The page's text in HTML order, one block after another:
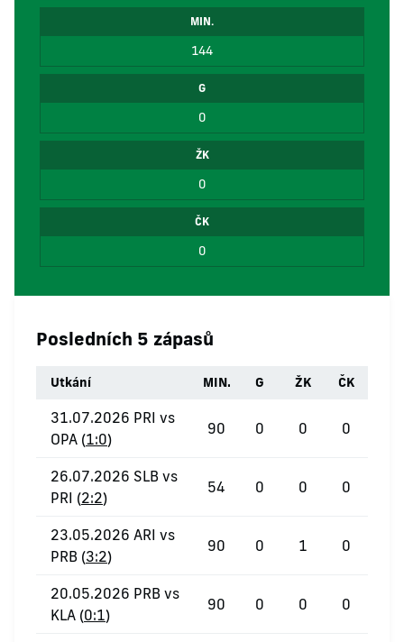
MIN.
144
G
0
ŽK
0
ČK
0
Posledních 5 zápasů
Utkání MIN. G ŽK ČK
31.07.2026 PRI vs
OPA (1:0)
90 0 0 0
26.07.2026 SLB vs
PRI (2:2)
54 0 0 0
23.05.2026 ARI vs
PRB (3:2)
90 0 1 0
20.05.2026 PRB vs
KLA (0:1)
90 0 0 0